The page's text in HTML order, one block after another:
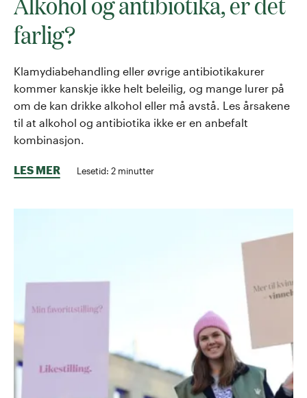
farlig?
Klamydiabehandling eller øvrige antibiotikakurer
kommer kanskje ikke helt beleilig, og mange lurer på
om de kan drikke alkohol eller må avstå. Les årsakene
til at alkohol og antibiotika ikke er en anbefalt
kombinasjon.
LES MER Lesetid: 2 minutter